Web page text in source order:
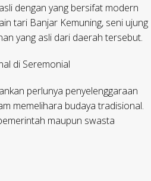
dengan yang bersifat modern
tari Banjar Kemuning, seni ujung
yang asli dari daerah tersebut.
di Seremonial
perlunya penyelenggaraan
memelihara budaya tradisional.
maupun swasta